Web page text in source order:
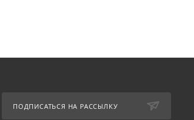
ПОДПИСАТЬСЯ НА РАССЫЛКУ